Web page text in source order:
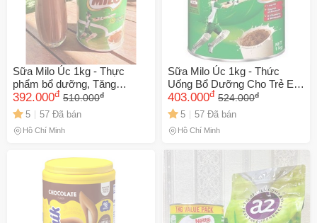
Sữa Milo Úc 1kg - Thực
phẩm bổ dưỡng, Tăng
cường năng lượng và sức
khỏe cho cả gia đình
392.000đ 510.000đ
5 57 Đã bán
Hồ Chí Minh
Sữa Milo Úc 1kg - Thức
Uống Bổ Dưỡng Cho Trẻ Em
và Người Lớn - Năng Lượng
và Vitamin Hương Vị Socola
Thơm Ngon
403.000đ 524.000đ
5 57 Đã bán
Hồ Chí Minh